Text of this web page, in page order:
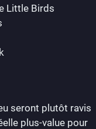
Little Birds
seront plutôt ravis
plus-value pour